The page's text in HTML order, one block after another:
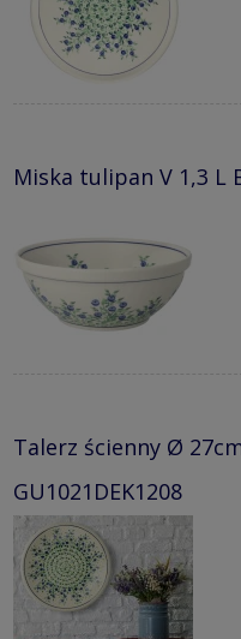
Miska tulipan V 1,3 L
Talerz ścienny Ø
GU1021DEK1208